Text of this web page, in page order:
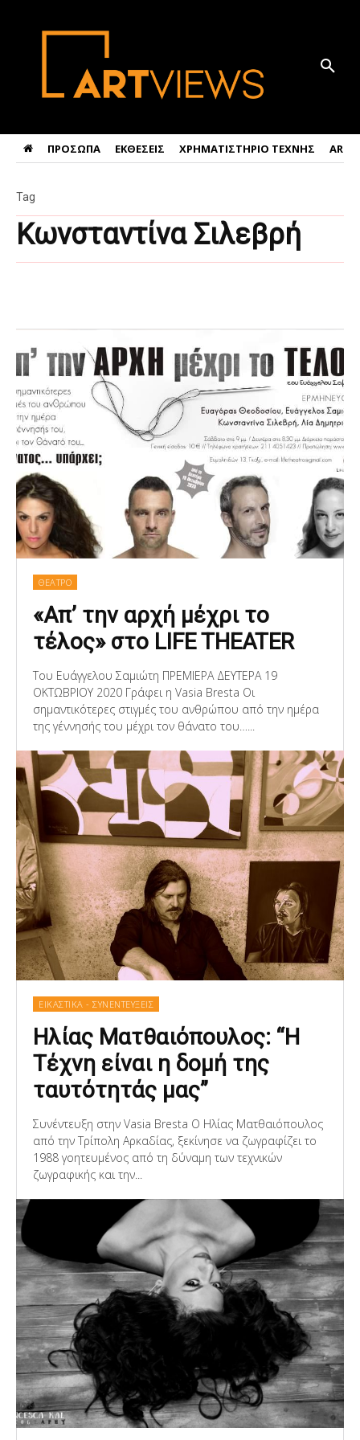
ΠΡΟΣΩΠΑ ΕΚΘΕΣΕΙΣ ΧΡΗΜΑΤΙΣΤΗΡΙΟ ΤΕΧΝΗΣ ART
Κωνσταντίνα Σιλεβρή
Tag
ΘΕΑΤΡΟ
«Απ’ την αρχή μέχρι το
τέλος» στο LIFE THEATER
Του Ευάγγελου Σαμιώτη ΠΡΕΜΙΕΡΑ ΔΕΥΤΕΡΑ 19
ΟΚΤΩΒΡΙΟΥ 2020 Γράφει η Vasia Bresta Οι
σημαντικότερες στιγμές του ανθρώπου από την ημέρα
της γέννησής του μέχρι τον θάνατο του…...
ΕΙΚΑΣΤΙΚΑ - ΣΥΝΕΝΤΕΥΞΕΙΣ
Ηλίας Ματθαιόπουλος: “H
Τέχνη είναι η δομή της
ταυτότητάς μας”
Συνέντευξη στην Vasia Bresta O Ηλίας Ματθαιόπουλος
από την Τρίπολη Αρκαδίας, ξεκίνησε να ζωγραφίζει το
1988 γοητευμένος από τη δύναμη των τεχνικών
ζωγραφικής και την...